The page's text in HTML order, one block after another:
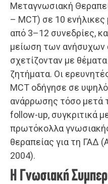
Μεταγνωσιακή
– MCT) σε 10
από 3–12 συνεδρίες,
μείωση των
σχετίζονταν με
ζητήματα. Οι
MCT οδήγησε σε
ανάρρωσης τόσο μετά
follow-up, συγκριτικά
πρωτόκολλα
θεραπείας για τη ΓΑΔ
2004).
Η Γνωσιακή